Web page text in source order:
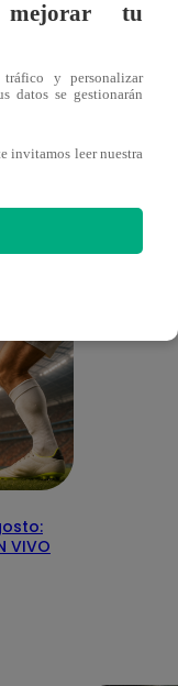
VIVO
mejorar tu
y personalizar
datos se gestionarán
invitamos leer nuestra